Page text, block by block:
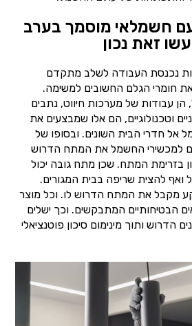
חשמלאי מוסמך בערב
זאת נכון
נכנסת העבודה לשלב מתקדם
חומרי הגלם החשובים למשימה.
עבודות של מערכות חיווט, נתבים
וטכנולוגיים, הם אלו שמבצעים את
אל חדרי הבית השונים. ובסופו של
למכשירי החשמל את המתח הדרוש
בזרימת המתח. שכן מתח גובה יכול
ואף להצית שריפה בבית המגורים.
מקבל את המתח הדרוש לו. וכל מוצר
הבטיחותיים המתבקשים. וכך ישלים
הדרוש ותוך מינימום סיכון פוטנציאלי